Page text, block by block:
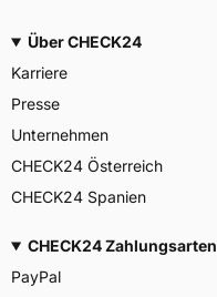
Über CHECK24
Karriere
Presse
Unternehmen
CHECK24 Österreich
CHECK24 Spanien
CHECK24 Zahlungsarten
PayPal